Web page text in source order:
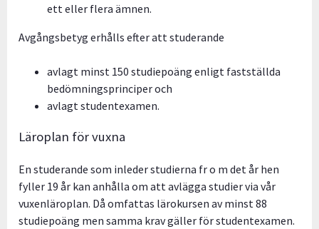
ett eller flera ämnen.
Avgångsbetyg erhålls efter att studerande
avlagt minst 150 studiepoäng enligt fastställda
bedömningsprinciper och
avlagt studentexamen.
Läroplan för vuxna
En studerande som inleder studierna fr o m det år hen
fyller 19 år kan anhålla om att avlägga studier via vår
vuxenläroplan. Då omfattas lärokursen av minst 88
studiepoäng men samma krav gäller för studentexamen.